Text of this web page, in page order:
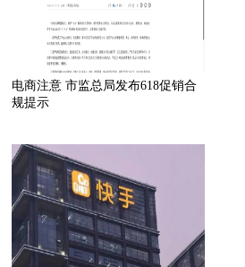
电商注意 市监总局发布618促销合
规提示